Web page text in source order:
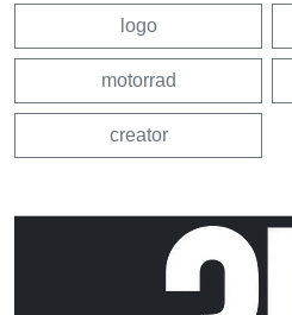
logo
motorrad
creator